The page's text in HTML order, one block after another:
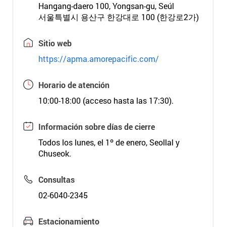
Hangang-daero 100, Yongsan-gu, Seúl
서울특별시 용산구 한강대로 100 (한강로2가)
Sitio web
https://apma.amorepacific.com/
Horario de atención
10:00-18:00 (acceso hasta las 17:30).
Información sobre días de cierre
Todos los lunes, el 1º de enero, Seollal y
Chuseok.
Consultas
02-6040-2345
Estacionamiento